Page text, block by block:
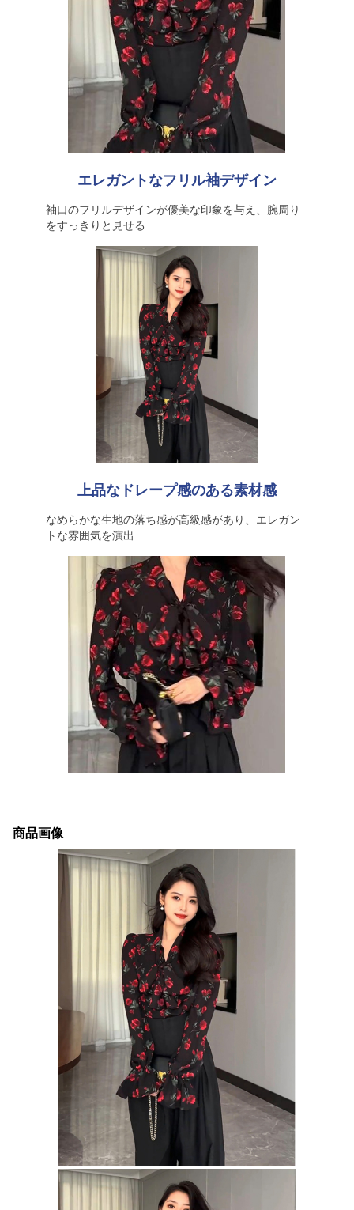
エレガントなフリル袖デザイン
袖口のフリルデザインが優美な印象を与え、腕周り
をすっきりと見せる
上品なドレープ感のある素材感
なめらかな生地の落ち感が高級感があり、エレガン
トな雰囲気を演出
商品画像